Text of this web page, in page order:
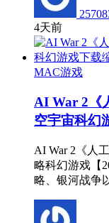
4天前
MAC游戏
AI War 2《
空宇宙科幻
AI War 2《人
略科幻游戏【
略、银河战争